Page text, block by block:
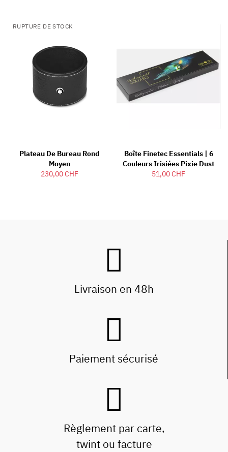
RUPTURE DE STOCK
Plateau De Bureau Rond
Moyen
230,00 CHF
Boîte Finetec Essentials | 6
Couleurs Irisiées Pixie Dust
51,00 CHF
Livraison en 48h
Paiement sécurisé
Règlement par carte,
twint ou facture